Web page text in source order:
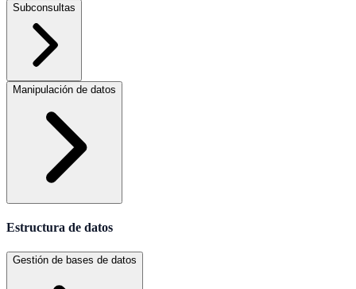
Subconsultas
Manipulación de datos
Estructura de datos
Gestión de bases de datos